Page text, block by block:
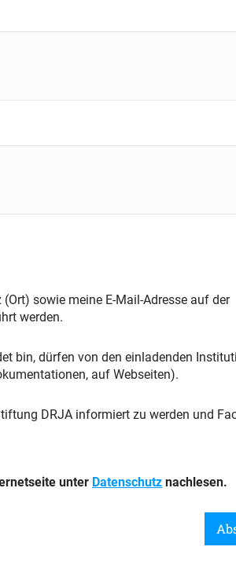
sowie meine E-Mail-Adresse auf der
werden.
bin, dürfen von den einladenden
auf Webseiten).
DRJA informiert zu werden und
unter Datenschutz nachlesen.